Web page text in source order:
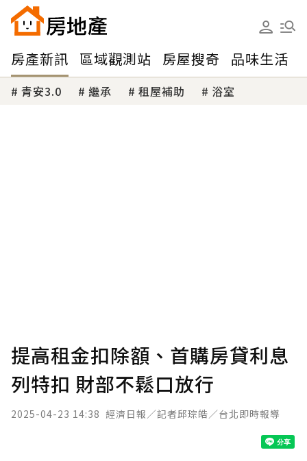
房產新訊 區域觀測站 房屋搜奇 品味生活
青安3.0 繼承 租屋補助 浴室
提高租金扣除額、首購房貸利息
列特扣 財部不鬆口放行
2025-04-23 14:38 經濟日報／記者邱琮皓／台北即時報導